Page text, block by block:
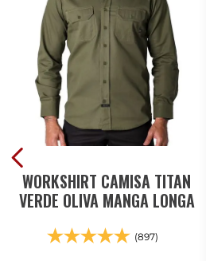
WORKSHIRT CAMISA TITAN
VERDE OLIVA MANGA LONGA
(897)